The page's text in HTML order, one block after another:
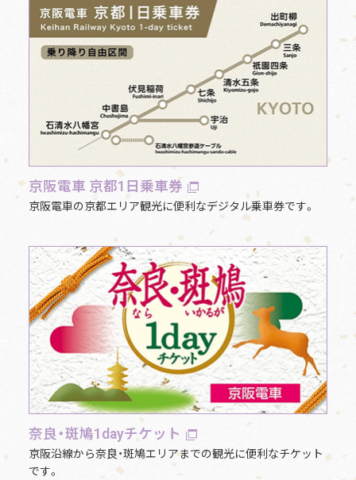
京阪電車 京都1日乗車券
京阪電車の京都エリア観光に便利なデジタル乗車券です。
奈良・斑鳩1dayチケット
京阪沿線から奈良・斑鳩エリアまでの観光に便利なチケット
です。